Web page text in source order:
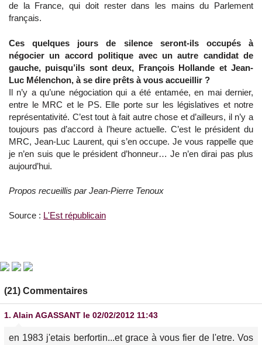
de la France, qui doit rester dans les mains du Parlement
français.
Ces quelques jours de silence seront-ils occupés à
négocier un accord politique avec un autre candidat de
gauche, puisqu’ils sont deux, François Hollande et Jean-
Luc Mélenchon, à se dire prêts à vous accueillir ?
Il n’y a qu’une négociation qui a été entamée, en mai dernier,
entre le MRC et le PS. Elle porte sur les législatives et notre
représentativité. C’est tout à fait autre chose et d’ailleurs, il n’y a
toujours pas d’accord à l’heure actuelle. C’est le président du
MRC, Jean-Luc Laurent, qui s’en occupe. Je vous rappelle que
je n’en suis que le président d’honneur… Je n’en dirai pas plus
aujourd’hui.
Propos recueillis par Jean-Pierre Tenoux
Source : L'Est républicain
(21) Commentaires
1. Alain AGASSANT le 02/02/2012 11:43
en 1983 j'etais berfortin...et grace à vous fier de l'etre. Vos